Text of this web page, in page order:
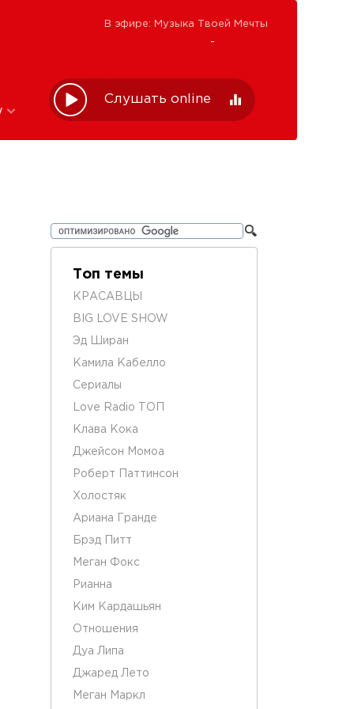
В эфире: Музыка Твоей Мечты
Слушать online
Топ темы
КРАСАВЦЫ
BIG LOVE SHOW
Эд Ширан
Камила Кабелло
Сериалы
Love Radio ТОП
Клава Кока
Джейсон Момоа
Роберт Паттинсон
Холостяк
Ариана Гранде
Брэд Питт
Меган Фокс
Рианна
Ким Кардашьян
Отношения
Дуа Липа
Джаред Лето
Меган Маркл